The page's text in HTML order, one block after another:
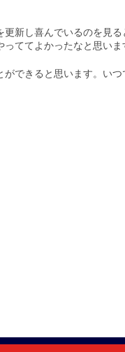
新し喜んでいるのを見る
ててよかったなと思いま
ができると思います。い